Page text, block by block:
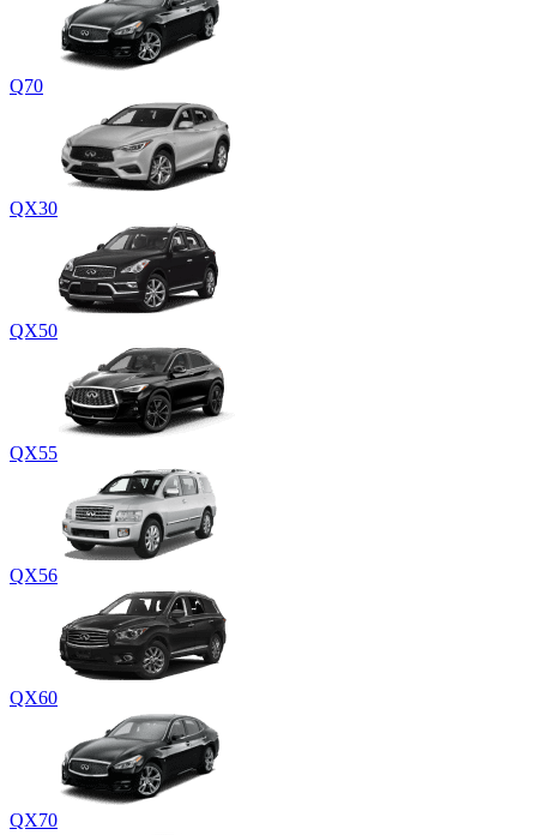
Q70
QX30
QX50
QX55
QX56
QX60
QX70